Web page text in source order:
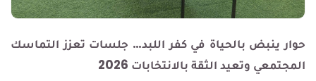
حوار ينبض بالحياة في كفر اللبد… جلسات تعزز التماسك
المجتمعي وتعيد الثقة بالانتخابات 2026